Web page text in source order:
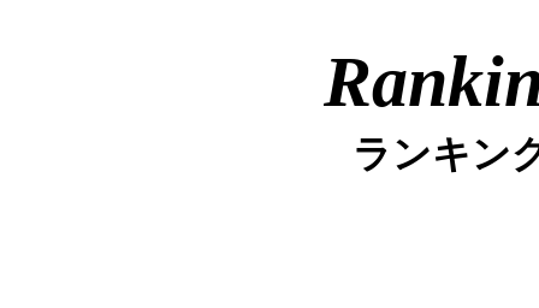
ランキン